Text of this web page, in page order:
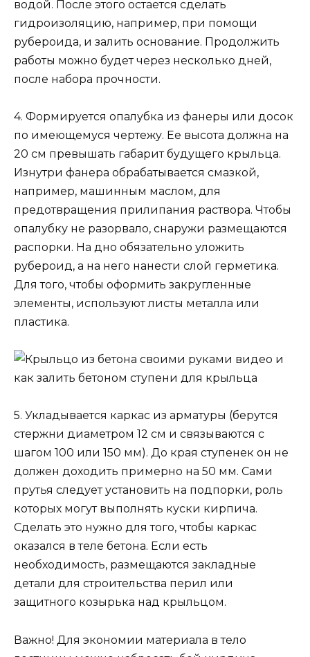
водой. После этого остается сделать
гидроизоляцию, например, при помощи
рубероида, и залить основание. Продолжить
работы можно будет через несколько дней,
после набора прочности.
4. Формируется опалубка из фанеры или досок
по имеющемуся чертежу. Ее высота должна на
20 см превышать габарит будущего крыльца.
Изнутри фанера обрабатывается смазкой,
например, машинным маслом, для
предотвращения прилипания раствора. Чтобы
опалубку не разорвало, снаружи размещаются
распорки. На дно обязательно уложить
рубероид, а на него нанести слой герметика.
Для того, чтобы оформить закругленные
элементы, используют листы металла или
пластика.
5. Укладывается каркас из арматуры (берутся
стержни диаметром 12 см и связываются с
шагом 100 или 150 мм). До края ступенек он не
должен доходить примерно на 50 мм. Сами
прутья следует установить на подпорки, роль
которых могут выполнять куски кирпича.
Сделать это нужно для того, чтобы каркас
оказался в теле бетона. Если есть
необходимость, размещаются закладные
детали для строительства перил или
защитного козырька над крыльцом.
Важно! Для экономии материала в тело